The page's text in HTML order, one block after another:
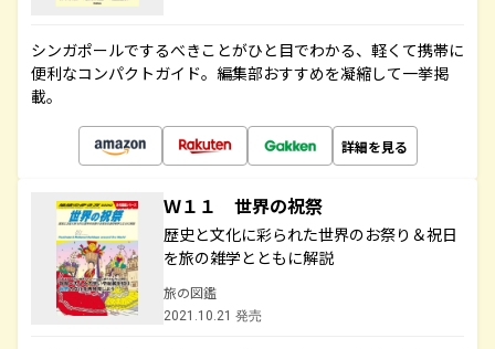
シンガポールでするべきことがひと目でわかる、軽くて携帯に
便利なコンパクトガイド。編集部おすすめを凝縮して一挙掲
載。
詳細を見る
Ｗ１１ 世界の祝祭
歴史と文化に彩られた世界のお祭り＆祝日
を旅の雑学とともに解説
旅の図鑑
2021.10.21 発売